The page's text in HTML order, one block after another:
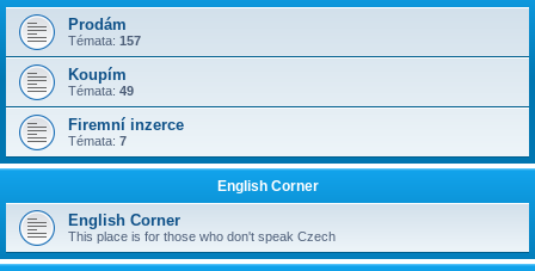
Prodám
Témata: 157
Koupím
Témata: 49
Firemní inzerce
Témata: 7
English Corner
English Corner
This place is for those who don't speak Czech